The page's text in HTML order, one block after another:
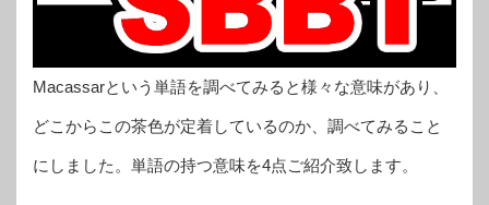
Macassarという単語を調べてみると様々な意味があり、
どこからこの茶色が定着しているのか、調べてみること
にしました。単語の持つ意味を4点ご紹介致します。